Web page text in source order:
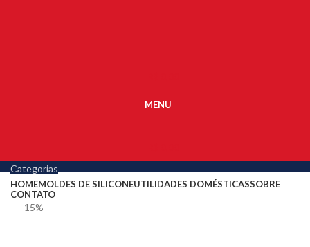
MENU
Categorias
HOMEMOLDES DE SILICONEUTILIDADES DOMÉSTICASSOBRE
CONTATO
-15%